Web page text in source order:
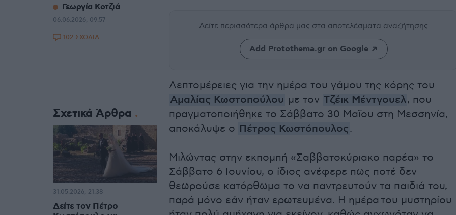
Δείτε περισσότερα άρθρα μας στα αποτελέσματα αναζήτησης
Add Protothema.gr on Google
Λεπτομέρειες για την ημέρα του γάμου της κόρης του
Αμαλίας Κωστοπούλου με τον Τζέικ Μέντγουελ, που
πραγματοποιήθηκε το Σάββατο 30 Μαΐου στη Μεσσηνία,
αποκάλυψε ο Πέτρος Κωστόπουλος.
Μιλώντας στην εκπομπή «Σαββατοκύριακο παρέα» το
Σάββατο 6 Ιουνίου, ο ίδιος ανέφερε πως ποτέ δεν
θεωρούσε κατόρθωμα το να παντρευτούν τα παιδιά του,
παρά μόνο εάν ήταν ερωτευμένα. Η ημέρα του μυστηρίου
Γεωργία Κοτζιά
06.06.2026, 09:57
102 ΣΧΟΛΙΑ
Σχετικά Άρθρα
Δείτε τον Πέτρο
31.05.2026, 21:38